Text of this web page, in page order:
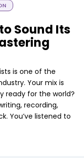
Sound Its
is one of the
Your mix is
ready for the world?
recording,
You’ve listened to